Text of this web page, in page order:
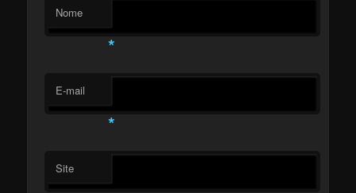
Nome
*
E-mail
*
Site